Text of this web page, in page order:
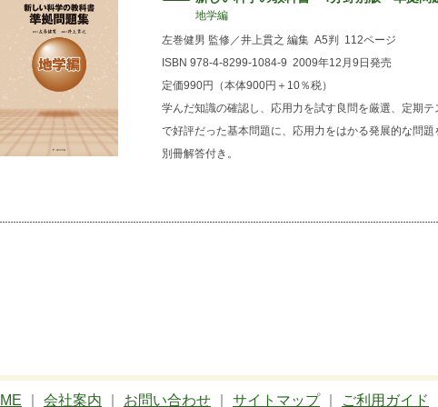
地学編
左巻健男 監修／井上貫之 編集 A5判
112ページ
ISBN 978-4-8299-1084-9 2009年12月9日発売
定価990円（本体900円＋10％税）
学んだ知識の確認し、応用力を試す良問を厳選、定期
で好評だった基本問題に、応用力をはかる発展的な問題
別冊解答付き。
会社案内 お問い合わせ サイトマップ｜ ご利用ガイド